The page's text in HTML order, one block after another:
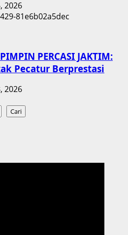
2026
PERCASI JAKTIM:
Pecatur Berprestasi
2026
Cari